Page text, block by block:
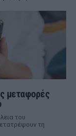
μεταφορές
του
τη